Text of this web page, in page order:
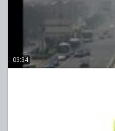
03:34